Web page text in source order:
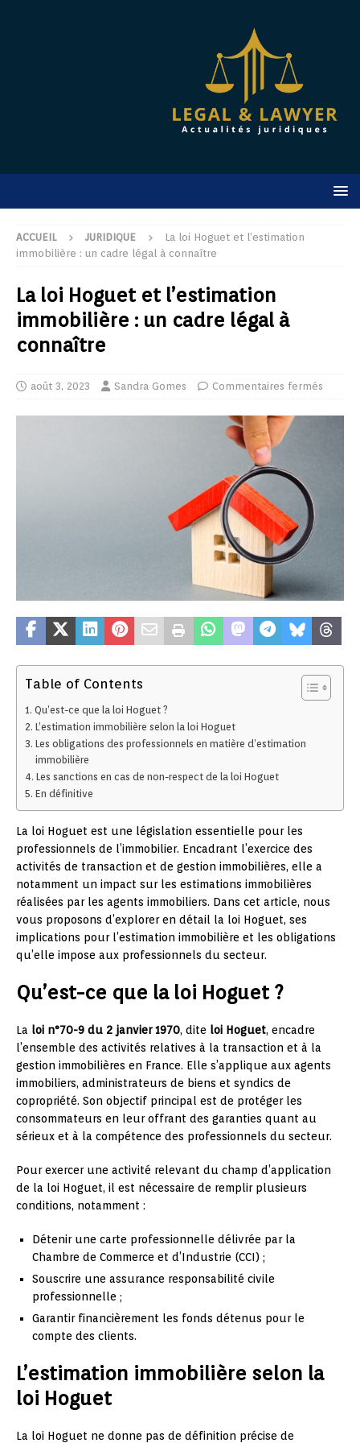
ACCUEIL JURIDIQUE
La loi Hoguet et l’estimation
immobilière : un cadre légal à connaître
La loi Hoguet et l’estimation
immobilière : un cadre légal à
connaître
août 3, 2023 Sandra Gomes Commentaires fermés
Table of Contents
Qu’est-ce que la loi Hoguet ?
L’estimation immobilière selon la loi Hoguet
Les obligations des professionnels en matière d’estimation
immobilière
Les sanctions en cas de non-respect de la loi Hoguet
En définitive
La loi Hoguet est une législation essentielle pour les
professionnels de l’immobilier. Encadrant l’exercice des
activités de transaction et de gestion immobilières, elle a
notamment un impact sur les estimations immobilières
réalisées par les agents immobiliers. Dans cet article, nous
vous proposons d’explorer en détail la loi Hoguet, ses
implications pour l’estimation immobilière et les obligations
qu’elle impose aux professionnels du secteur.
Qu’est-ce que la loi Hoguet ?
La loi n°70-9 du 2 janvier 1970, dite loi Hoguet, encadre
l’ensemble des activités relatives à la transaction et à la
gestion immobilières en France. Elle s’applique aux agents
immobiliers, administrateurs de biens et syndics de
copropriété. Son objectif principal est de protéger les
consommateurs en leur offrant des garanties quant au
sérieux et à la compétence des professionnels du secteur.
Pour exercer une activité relevant du champ d’application
de la loi Hoguet, il est nécessaire de remplir plusieurs
conditions, notamment :
Détenir une carte professionnelle délivrée par la
Chambre de Commerce et d’Industrie (CCI) ;
Souscrire une assurance responsabilité civile
professionnelle ;
Garantir financièrement les fonds détenus pour le
compte des clients.
L’estimation immobilière selon la
loi Hoguet
La loi Hoguet ne donne pas de définition précise de